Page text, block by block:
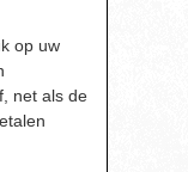
op uw
net als de